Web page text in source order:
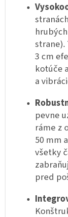
strane).
3 cm
kotúče
a
pevne
ráme z
50 mm
všetky
pred